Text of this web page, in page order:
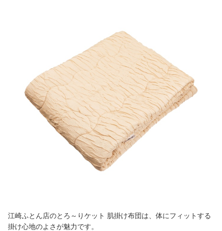
江崎ふとん店のとろ～りケット 肌掛け布団は、体にフィットする
掛け心地のよさが魅力です。